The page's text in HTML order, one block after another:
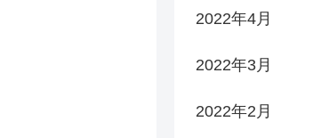
2022年4月
2022年3月
2022年2月